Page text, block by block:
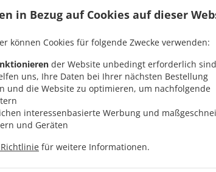
in Bezug auf Cookies auf dieser
können Cookies für folgende Zwecke verwenden:
der Website unbedingt erforderlich sind
uns, Ihre Daten bei Ihrer nächsten Bestellung
und die Website zu optimieren, um nachfolgende
interessenbasierte Werbung und
und Geräten
für weitere Informationen.
Zone 1, Mind.